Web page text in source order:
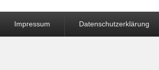
Posts
nach
ihrer
MenüImpressum Datenschutzerklärung